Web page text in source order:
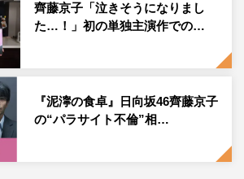
いくような感覚に陥り、これがこの作
ーなんだな、と。それをいかに実写
表現できるかということを考えながら
た。この作品はドラマも同様に展開の
ャラクター1人ひとりの個性…という
けられないそれぞれの生きざまが魅力
「ヤバい人がたくさん出てくるな…」
齊藤京子「泣きそうになりまし
た…！」初の単独主演作での…
『泥濘の食卓』日向坂46齊藤京子
の“パラサイト不倫”相…